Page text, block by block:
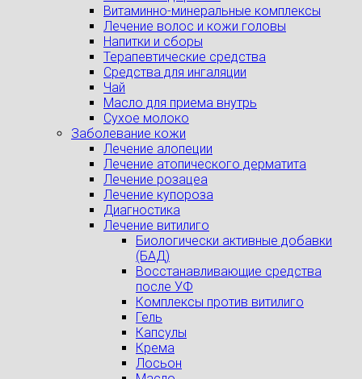
Витаминно-минеральные комплексы
Лечение волос и кожи головы
Напитки и сборы
Терапевтические средства
Средства для ингаляции
Чай
Масло для приема внутрь
Сухое молоко
Заболевание кожи
Лечение алопеции
Лечение атопического дерматита
Лечение розацеа
Лечение купороза
Диагностика
Лечение витилиго
Биологически активные добавки
(БАД)
Восстанавливающие средства
после УФ
Комплексы против витилиго
Гель
Капсулы
Крема
Лосьон